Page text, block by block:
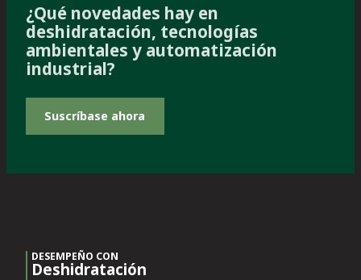
¿Qué novedades hay en
deshidratación, tecnologías
ambientales y automatización
industrial?
Suscríbase ahora
DESEMPEÑO CON
Deshidratación